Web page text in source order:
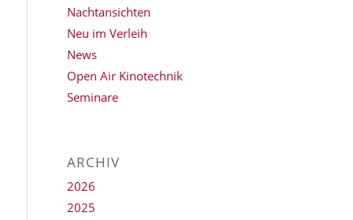
Nachtansichten
Neu im Verleih
News
Open Air Kinotechnik
Seminare
ARCHIV
2026
2025